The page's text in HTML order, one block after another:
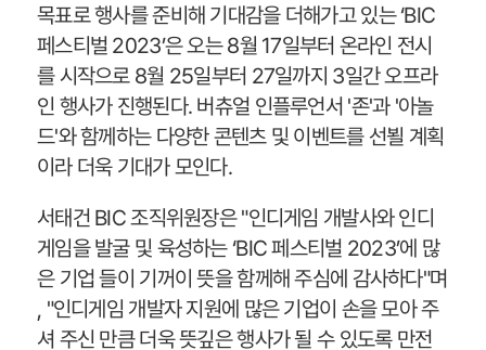
목표로 행사를 준비해 기대감을 더해가고 있는 ‘BIC
페스티벌 2023’은 오는 8월 17일부터 온라인 전시
를 시작으로 8월 25일부터 27일까지 3일간 오프라
인 행사가 진행된다. 버츄얼 인플루언서 '존'과 '아놀
드'와 함께하는 다양한 콘텐츠 및 이벤트를 선뵐 계획
이라 더욱 기대가 모인다.
서태건 BIC 조직위원장은 "인디게임 개발사와 인디
게임을 발굴 및 육성하는 ‘BIC 페스티벌 2023’에 많
은 기업 들이 기꺼이 뜻을 함께해 주심에 감사하다"며
, "인디게임 개발자 지원에 많은 기업이 손을 모아 주
셔 주신 만큼 더욱 뜻깊은 행사가 될 수 있도록 만전